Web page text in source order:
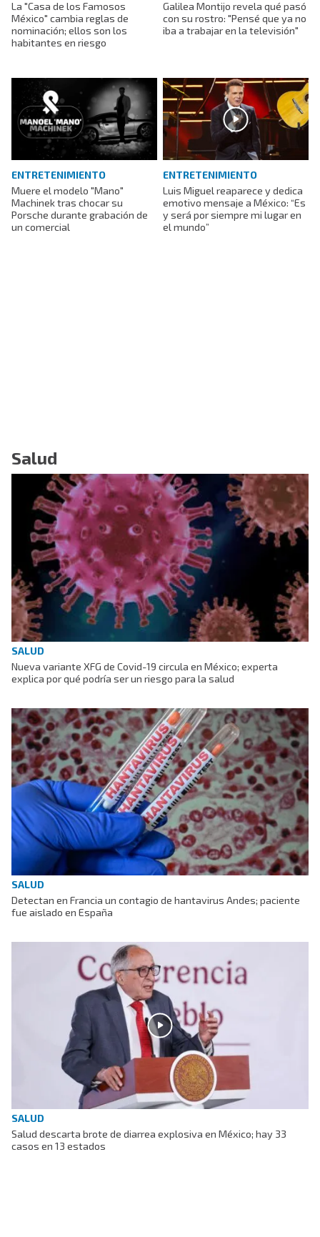
La "Casa de los Famosos
México" cambia reglas de
nominación; ellos son los
habitantes en riesgo
Galilea Montijo revela qué pasó
con su rostro: "Pensé que ya no
iba a trabajar en la televisión"
ENTRETENIMIENTO
Muere el modelo "Mano"
Machinek tras chocar su
Porsche durante grabación de
un comercial
ENTRETENIMIENTO
Luis Miguel reaparece y dedica
emotivo mensaje a México: “Es
y será por siempre mi lugar en
el mundo”
Salud
SALUD
Nueva variante XFG de Covid-19 circula en México; experta
explica por qué podría ser un riesgo para la salud
SALUD
Detectan en Francia un contagio de hantavirus Andes; paciente
fue aislado en España
SALUD
Salud descarta brote de diarrea explosiva en México; hay 33
casos en 13 estados